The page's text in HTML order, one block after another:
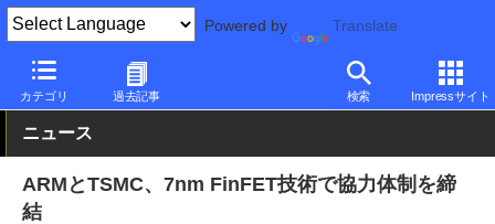
Powered by Translate
カテゴリ 過去記事 検索 Impressサイト
PC Watch 半導体/周辺機器
ニュース
ARMとTSMC、7nm FinFET技術で協力体制を締
結